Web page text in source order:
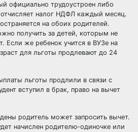
официально трудоустроен либо
налог НДФЛ каждый месяц.
на обоих родителей.
получить за детей, которым не
Если же ребенок учится в ВУЗе на
для льготы продлевают до 24
льготы продлили в связи с
вступил в брак, право на вычет
родитель может запросить вычет.
начислен родителю-одиночке или